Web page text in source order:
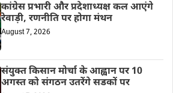
कांग्रेस प्रभारी और प्रदेशाध्यक्ष कल आएंगे
रेवाड़ी, रणनीति पर होगा मंथन
August 7, 2026
संयुक्त किसान मोर्चा के आह्वान पर 10
अगस्त को संगठन उतरेंगे सडकों पर